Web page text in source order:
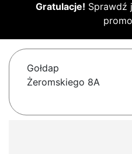
Gratulacje! Sprawdź
Gołdap
Żeromskiego 8A